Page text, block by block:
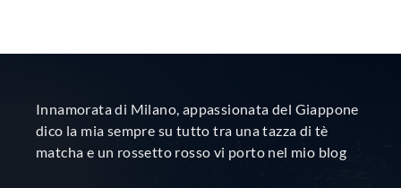
Innamorata di Milano, appassionata del Giappone
dico la mia sempre su tutto tra una tazza di tè
matcha e un rossetto rosso vi porto nel mio blog